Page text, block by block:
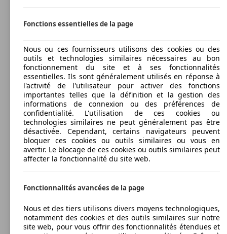
Fonctions essentielles de la page
Nous ou ces fournisseurs utilisons des cookies ou des
outils et technologies similaires nécessaires au bon
fonctionnement du site et à ses fonctionnalités
essentielles. Ils sont généralement utilisés en réponse à
l'activité de l'utilisateur pour activer des fonctions
importantes telles que la définition et la gestion des
informations de connexion ou des préférences de
confidentialité. L'utilisation de ces cookies ou
technologies similaires ne peut généralement pas être
désactivée. Cependant, certains navigateurs peuvent
bloquer ces cookies ou outils similaires ou vous en
avertir. Le blocage de ces cookies ou outils similaires peut
affecter la fonctionnalité du site web.
Fonctionnalités avancées de la page
Nous et des tiers utilisons divers moyens technologiques,
notamment des cookies et des outils similaires sur notre
site web, pour vous offrir des fonctionnalités étendues et